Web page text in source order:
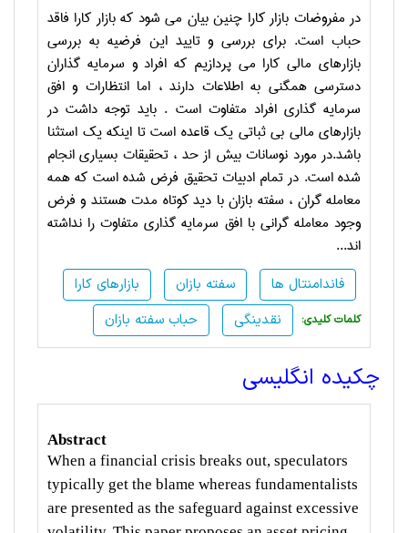
در مفروضات بازار کارا چنین بیان می شود که بازار کارا فاقد
حباب است. برای بررسی و تایید این فرضیه به بررسی
بازارهای مالی کارا می پردازیم که افراد و سرمایه گذاران
دسترسی همگنی به اطلاعات دارند ، اما انتظارات و افق
سرمایه گذاری افراد متفاوت است . باید توجه داشت در
بازارهای مالی بی ثباتی یک قاعده است تا اینکه یک استثنا
باشد.در مورد نوسانات بیش از حد ، تحقیقات بسیاری انجام
شده است. در تمام ادبیات تحقیق فرض شده است که همه
معامله گران ، سفته بازان با دید کوتاه مدت هستند و فرض
وجود معامله گرانی با افق سرمایه گذاری متفاوت را نداشته
اند...
بازارهای کارا سفته بازان
فاندامنتال ها
حباب سفته بازان
نقدینگی :کلمات کلیدی
چکیده انگلیسی
Abstract
When a financial crisis breaks out, speculators
typically get the blame whereas fundamentalists
are presented as the safeguard against excessive